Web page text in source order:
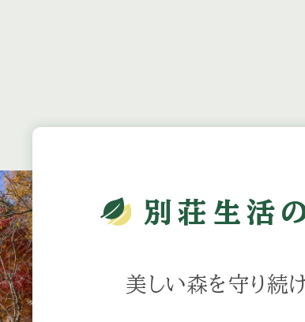
別荘生活
美しい森を 守り続